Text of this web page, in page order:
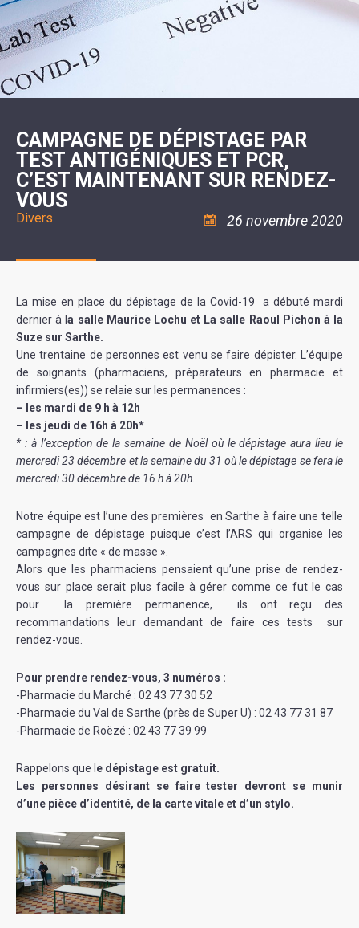
20ÈME
SIÈCLE
RÉUNIONS
CONSEIL
MUNICIPAL
ARRÊTÉS
DÉCISIONS
DU
MAIRE
DE
LA
MINORITÉ
ÉCOLES
/
LE
COLLÈGE
ESPACE
JEUNES
11
ANS
ASSOCIATION
COULÉE
DOUCE
ENVIRONNEMENT
L'EAU
ET
L'ASSAINISSEMENT
LA
RÉSIDENCE
AUTONOMIE
LA
POLICE
MUNICIPALE
SÉCURITÉ
RISQUES
MAJEURS
DE
MUSIQUE
L'ÉCOLE
COMMUNAUTAIRE
DE
DANSE
LA
PISCINE
VOIE
VERTE
VISITES
ET
DÉCOUVERTES
LES
RANDONNÉES
LE
CAMPING-
CARS
TENTES
CARAVANES
LA
HALTE
FLUVIALE
CAMPAGNE DE DÉPISTAGE PAR
TEST ANTIGÉNIQUES ET PCR,
C’EST MAINTENANT SUR RENDEZ-
VOUS
Divers 26 novembre 2020
La mise en place du dépistage de la Covid-19 a débuté mardi
dernier à la salle Maurice Lochu et La salle Raoul Pichon à la
Suze sur Sarthe.
Une trentaine de personnes est venu se faire dépister. L’équipe
de soignants (pharmaciens, préparateurs en pharmacie et
infirmiers(es)) se relaie sur les permanences :
– les mardi de 9 h à 12h
– les jeudi de 16h à 20h*
* : à l’exception de la semaine de Noël où le dépistage aura lieu le
mercredi 23 décembre et la semaine du 31 où le dépistage se fera le
mercredi 30 décembre de 16 h à 20h.
Notre équipe est l’une des premières en Sarthe à faire une telle
campagne de dépistage puisque c’est l’ARS qui organise les
campagnes dite « de masse ».
Alors que les pharmaciens pensaient qu’une prise de rendez-
vous sur place serait plus facile à gérer comme ce fut le cas
pour la première permanence, ils ont reçu des
recommandations leur demandant de faire ces tests sur
rendez-vous.
Pour prendre rendez-vous, 3 numéros :
-Pharmacie du Marché : 02 43 77 30 52
-Pharmacie du Val de Sarthe (près de Super U) : 02 43 77 31 87
-Pharmacie de Roëzé : 02 43 77 39 99
Rappelons que l e dépistage est gratuit.
Les personnes désirant se faire tester devront se munir
d’une pièce d’identité, de la carte vitale et d’un stylo.